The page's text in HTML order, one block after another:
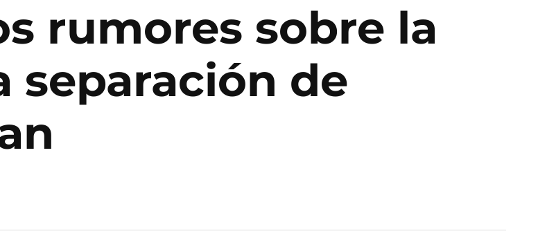
rumores sobre la
separación de